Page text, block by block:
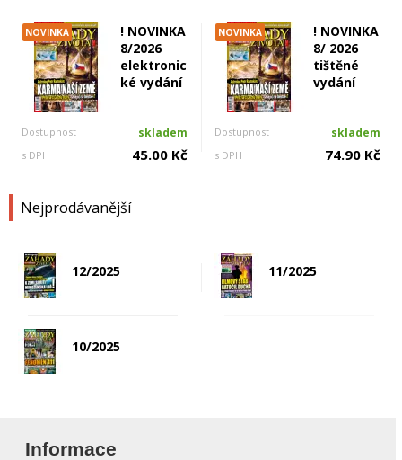
NOVINKA
! NOVINKA
8/2026
elektronic
ké vydání
Dostupnost skladem
s DPH 45.00 Kč
NOVINKA
! NOVINKA
8/ 2026
tištěné
vydání
Dostupnost skladem
s DPH 74.90 Kč
Nejprodávanější
12/2025 11/2025
10/2025
Informace